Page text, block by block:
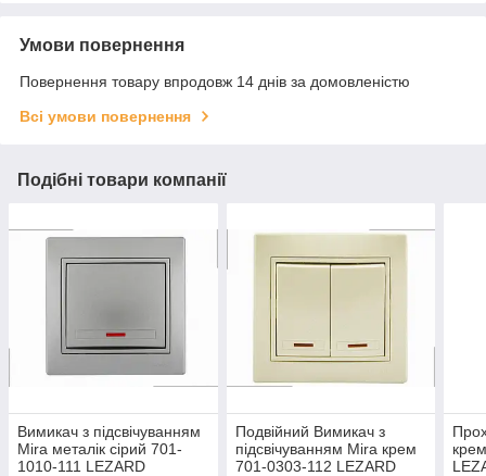
Умови повернення
Повернення товару впродовж 14 днів за домовленістю
Всі умови повернення
Подібні товари компанії
Вимикач з підсвічуванням
Mira металік сірий 701-
1010-111 LEZARD
Подвійний Вимикач з
підсвічуванням Mira крем
701-0303-112 LEZARD